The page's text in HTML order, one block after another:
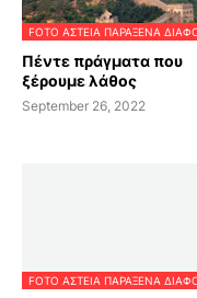
FOTO ΑΣΤΕΙΑ ΠΑΡΑΞΕΝΑ
Πέντε πράγματα που
ξέρουμε λάθος
September 26, 2022
FOTO ΑΣΤΕΙΑ ΠΑΡΑΞΕΝΑ